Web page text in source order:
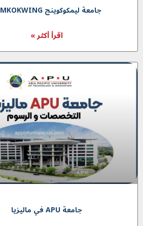
جامعة لیمکوکوینج LIMKOKWING
اقرأ أكثر »
جامعة APU في مالیزیا